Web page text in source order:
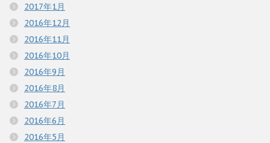
2017年1月
2016年12月
2016年11月
2016年10月
2016年9月
2016年8月
2016年7月
2016年6月
2016年5月